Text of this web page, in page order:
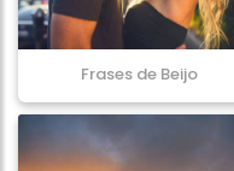
Frases de Beijo